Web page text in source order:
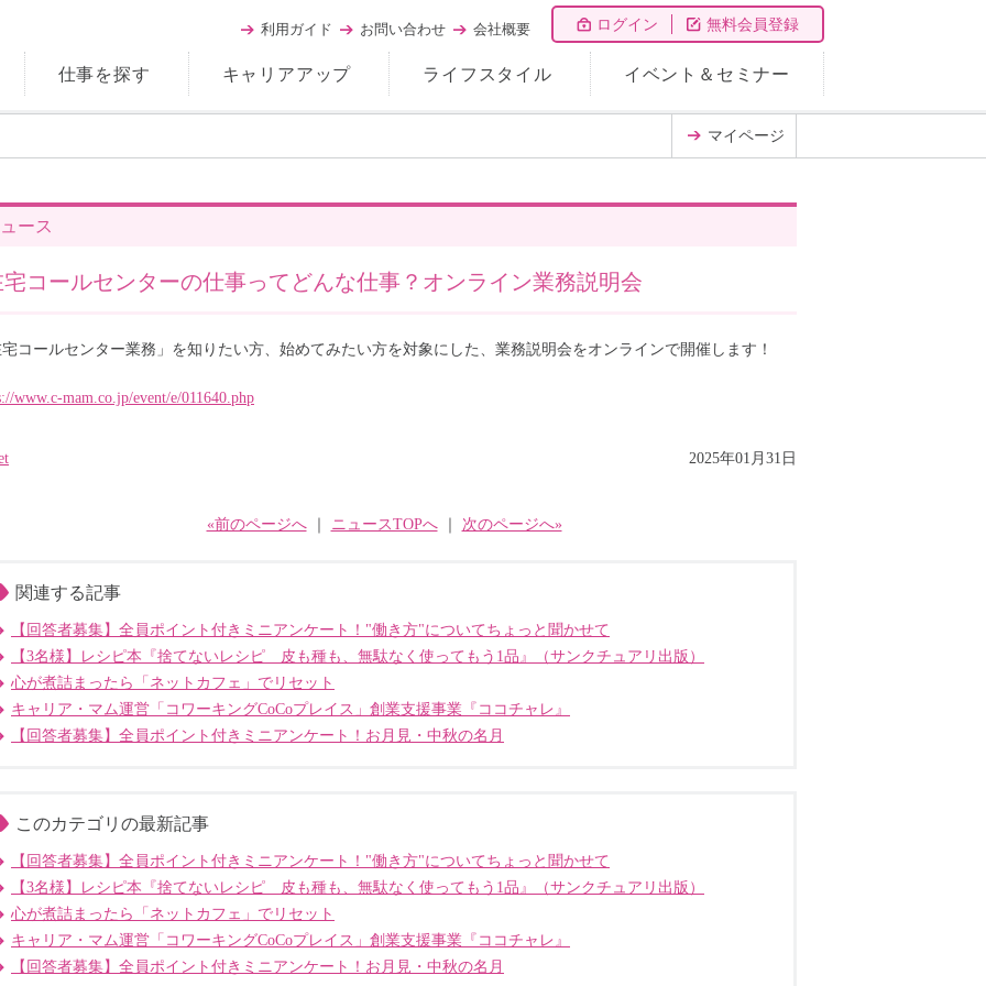
ログイン 無料会員登録
仕事を探す キャリアアップ ライフスタイル イベント＆セミナー
利用ガイド お問い合わせ 会社概要
マイページ
ース
宅コールセンターの仕事ってどんな仕事？オンライン業務説明会
コールセンター業務」を知りたい方、始めてみたい方を対象にした、業務説明会をオンラインで開催します！
www.c-mam.co.jp/event/e/011640.php
2025年01月31日
«前のページへ｜ ニュースTOPへ｜ 次のページへ»
関連する記事
【回答者募集】全員ポイント付きミニアンケート！"働き方"についてちょっと聞かせて
【3名様】レシピ本『捨てないレシピ 皮も種も、無駄なく使ってもう1品』（サンクチュアリ出版）
心が煮詰まったら「ネットカフェ」でリセット
キャリア・マム運営「コワーキングCoCoプレイス」創業支援事業『ココチャレ』
【回答者募集】全員ポイント付きミニアンケート！お月見・中秋の名月
このカテゴリの最新記事
【回答者募集】全員ポイント付きミニアンケート！"働き方"についてちょっと聞かせて
【3名様】レシピ本『捨てないレシピ 皮も種も、無駄なく使ってもう1品』（サンクチュアリ出版）
心が煮詰まったら「ネットカフェ」でリセット
キャリア・マム運営「コワーキングCoCoプレイス」創業支援事業『ココチャレ』
【回答者募集】全員ポイント付きミニアンケート！お月見・中秋の名月